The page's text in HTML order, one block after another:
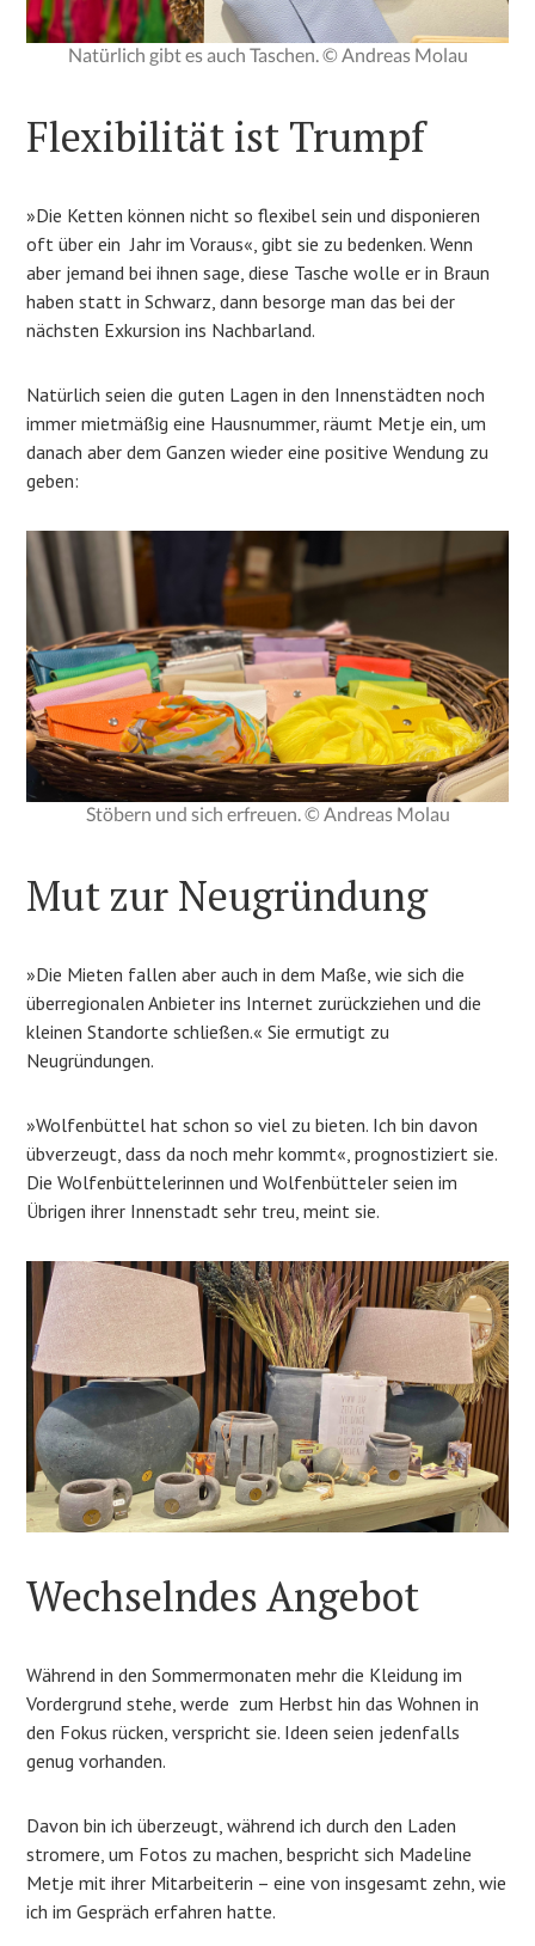
Natürlich gibt es auch Taschen. © Andreas Molau
Flexibilität ist Trumpf
»Die Ketten können nicht so flexibel sein und disponieren
oft über ein Jahr im Voraus«, gibt sie zu bedenken. Wenn
aber jemand bei ihnen sage, diese Tasche wolle er in Braun
haben statt in Schwarz, dann besorge man das bei der
nächsten Exkursion ins Nachbarland.
Natürlich seien die guten Lagen in den Innenstädten noch
immer mietmäßig eine Hausnummer, räumt Metje ein, um
danach aber dem Ganzen wieder eine positive Wendung zu
geben:
Stöbern und sich erfreuen. © Andreas Molau
Mut zur Neugründung
»Die Mieten fallen aber auch in dem Maße, wie sich die
überregionalen Anbieter ins Internet zurückziehen und die
kleinen Standorte schließen.« Sie ermutigt zu
Neugründungen.
»Wolfenbüttel hat schon so viel zu bieten. Ich bin davon
übverzeugt, dass da noch mehr kommt«, prognostiziert sie.
Die Wolfenbüttelerinnen und Wolfenbütteler seien im
Übrigen ihrer Innenstadt sehr treu, meint sie.
Wechselndes Angebot
Während in den Sommermonaten mehr die Kleidung im
Vordergrund stehe, werde zum Herbst hin das Wohnen in
den Fokus rücken, verspricht sie. Ideen seien jedenfalls
genug vorhanden.
Davon bin ich überzeugt, während ich durch den Laden
stromere, um Fotos zu machen, bespricht sich Madeline
Metje mit ihrer Mitarbeiterin – eine von insgesamt zehn, wie
ich im Gespräch erfahren hatte.